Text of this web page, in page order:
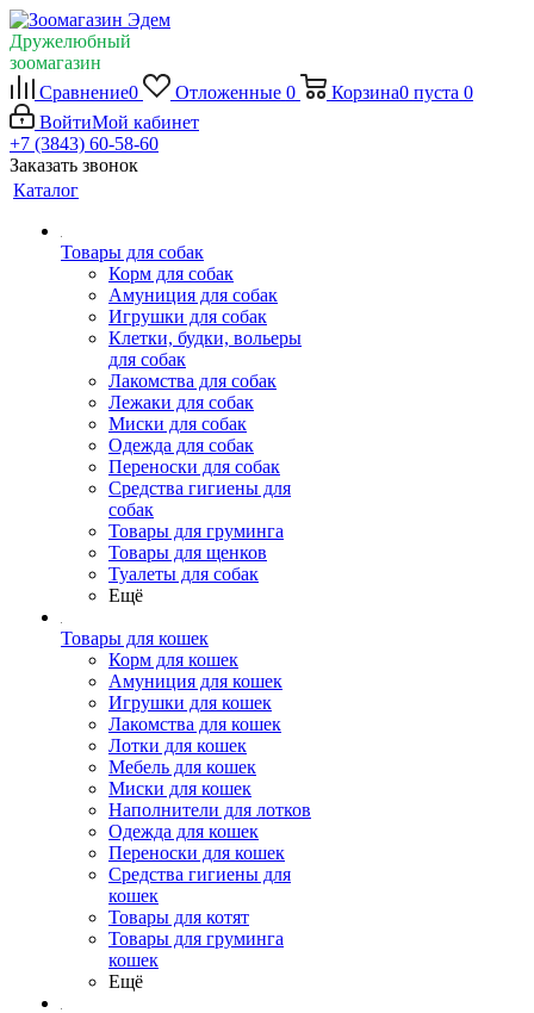
Дружелюбный
зоомагазин
Сравнение0 Отложенные 0 Корзина0 пуста 0
ВойтиМой кабинет
+7 (3843) 60-58-60
Заказать звонок
Каталог
Товары для собак
Корм для собак
Амуниция для собак
Игрушки для собак
Клетки, будки, вольеры
для собак
Лакомства для собак
Лежаки для собак
Миски для собак
Одежда для собак
Переноски для собак
Средства гигиены для
собак
Товары для груминга
Товары для щенков
Туалеты для собак
Ещё
Товары для кошек
Корм для кошек
Амуниция для кошек
Игрушки для кошек
Лакомства для кошек
Лотки для кошек
Мебель для кошек
Миски для кошек
Наполнители для лотков
Одежда для кошек
Переноски для кошек
Средства гигиены для
кошек
Товары для котят
Товары для груминга
кошек
Ещё